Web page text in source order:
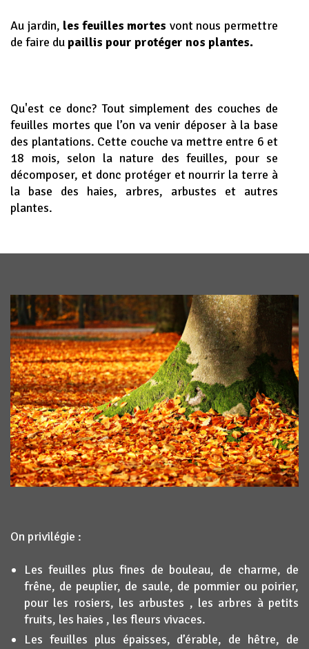
Au jardin, les feuilles mortes vont nous permettre
de faire du paillis pour protéger nos plantes.
Qu'est ce donc? Tout simplement des couches de
feuilles mortes que l’on va venir déposer à la base
des plantations. Cette couche va mettre entre 6 et
18 mois, selon la nature des feuilles, pour se
décomposer, et donc protéger et nourrir la terre à
la base des haies, arbres, arbustes et autres
plantes.
On privilégie :
Les feuilles plus fines de bouleau, de charme, de
frêne, de peuplier, de saule, de pommier ou poirier,
pour les rosiers, les arbustes , les arbres à petits
fruits, les haies , les fleurs vivaces.
Les feuilles plus épaisses, d’érable, de hêtre, de